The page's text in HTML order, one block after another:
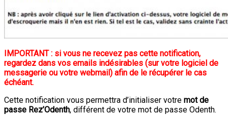
IMPORTANT : si vous ne recevez pas cette notification,
regardez dans vos emails indésirables (sur votre logiciel de
messagerie ou votre webmail) afin de le récupérer le cas
échéant.
Cette notification vous permettra d’initialiser votre mot de
passe Rez’Odenth, différent de votre mot de passe Odenth.